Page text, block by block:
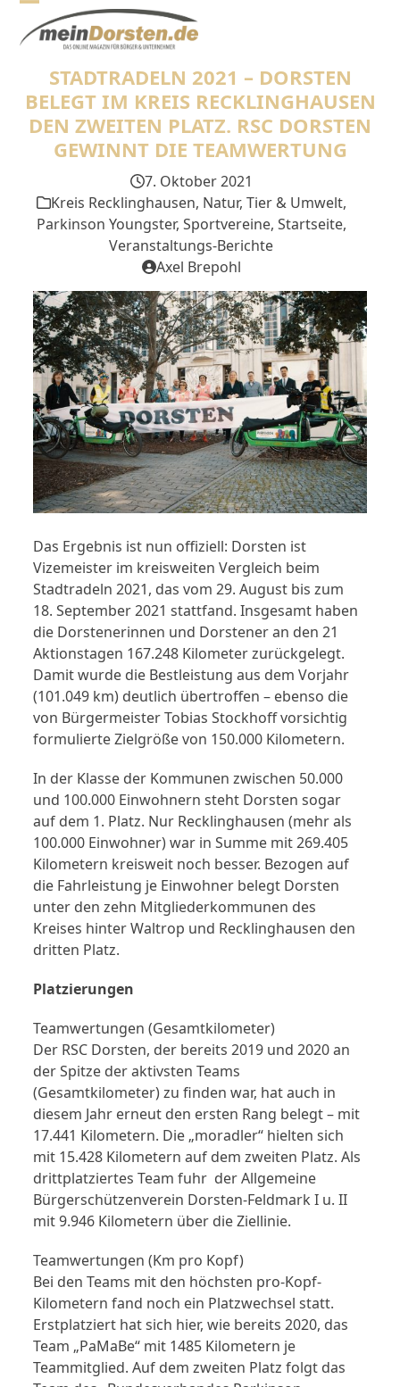
Skip Open
mobile
menu
Close
mobile
menu
STADTRADELN 2021 – DORSTEN
BELEGT IM KREIS RECKLINGHAUSEN
DEN ZWEITEN PLATZ. RSC DORSTEN
GEWINNT DIE TEAMWERTUNG
7. Oktober 2021
Kreis Recklinghausen, Natur, Tier & Umwelt,
Parkinson Youngster, Sportvereine, Startseite,
Veranstaltungs-Berichte
Axel Brepohl
Das Ergebnis ist nun offiziell: Dorsten ist
Vizemeister im kreisweiten Vergleich beim
Stadtradeln 2021, das vom 29. August bis zum
18. September 2021 stattfand. Insgesamt haben
die Dorstenerinnen und Dorstener an den 21
Aktionstagen 167.248 Kilometer zurückgelegt.
Damit wurde die Bestleistung aus dem Vorjahr
(101.049 km) deutlich übertroffen – ebenso die
von Bürgermeister Tobias Stockhoff vorsichtig
formulierte Zielgröße von 150.000 Kilometern.
In der Klasse der Kommunen zwischen 50.000
und 100.000 Einwohnern steht Dorsten sogar
auf dem 1. Platz. Nur Recklinghausen (mehr als
100.000 Einwohner) war in Summe mit 269.405
Kilometern kreisweit noch besser. Bezogen auf
die Fahrleistung je Einwohner belegt Dorsten
unter den zehn Mitgliederkommunen des
Kreises hinter Waltrop und Recklinghausen den
dritten Platz.
Platzierungen
Teamwertungen (Gesamtkilometer)
Der RSC Dorsten, der bereits 2019 und 2020 an
der Spitze der aktivsten Teams
(Gesamtkilometer) zu finden war, hat auch in
diesem Jahr erneut den ersten Rang belegt – mit
17.441 Kilometern. Die „moradler“ hielten sich
mit 15.428 Kilometern auf dem zweiten Platz. Als
drittplatziertes Team fuhr der Allgemeine
Bürgerschützenverein Dorsten-Feldmark I u. II
mit 9.946 Kilometern über die Ziellinie.
Teamwertungen (Km pro Kopf)
Bei den Teams mit den höchsten pro-Kopf-
Kilometern fand noch ein Platzwechsel statt.
Erstplatziert hat sich hier, wie bereits 2020, das
Team „PaMaBe“ mit 1485 Kilometern je
Teammitglied. Auf dem zweiten Platz folgt das